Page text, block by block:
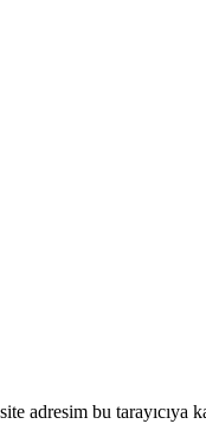
adresim bu tarayıcıya